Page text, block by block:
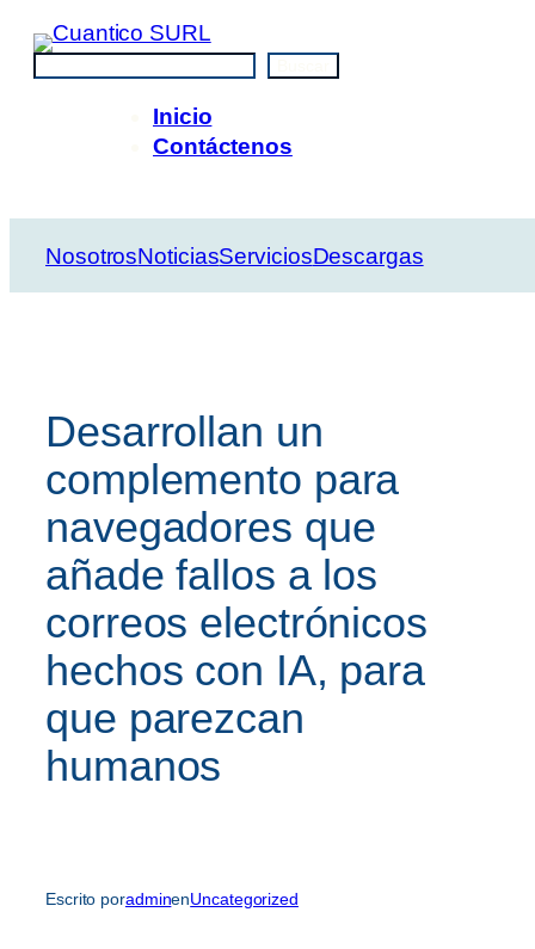
Saltar
contenido
Inicio
Contáctenos
NosotrosNoticiasServiciosDescargas
Desarrollan un
complemento para
navegadores que
añade fallos a los
correos electrónicos
hechos con IA, para
que parezcan
humanos
Escrito poradminenUncategorized